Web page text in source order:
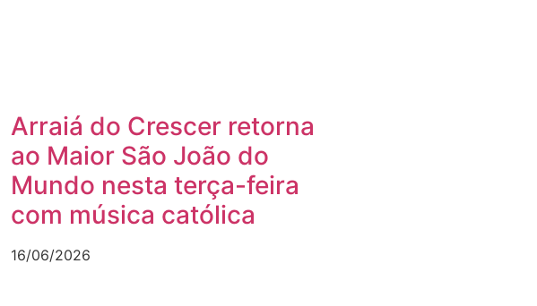
Arraiá do Crescer retorna
ao Maior São João do
Mundo nesta terça-feira
com música católica
16/06/2026